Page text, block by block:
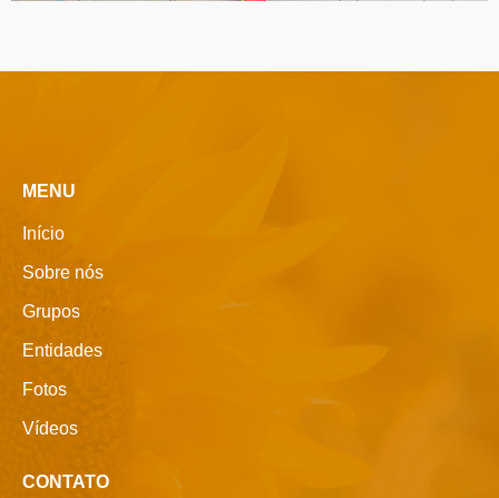
MENU
Início
Sobre nós
Grupos
Entidades
Fotos
Vídeos
CONTATO